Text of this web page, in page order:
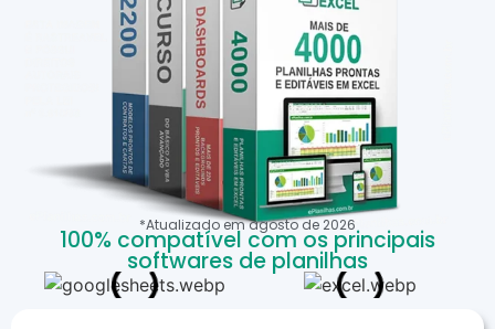
*Atualizado emagostode 2026
100% compatível com os principais
softwares de planilhas